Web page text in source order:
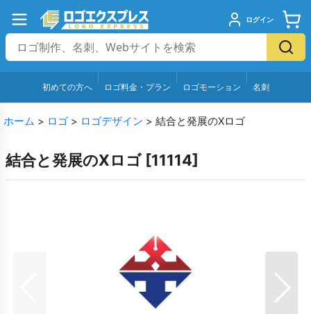
ログイン
初めての方へ ロゴ料金・プラン ロゴモーション 名刺
ホーム > ロゴ > ロゴデザイン > 結合と発展のXロゴ
結合と発展のXロゴ [11114]